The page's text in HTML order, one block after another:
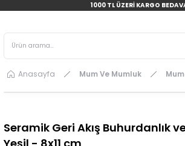
1000 TL ÜZERİ KARGO
Anasayfa Mum Ve Mumluk Mum
Seramik Geri Akış Buhurdanlık